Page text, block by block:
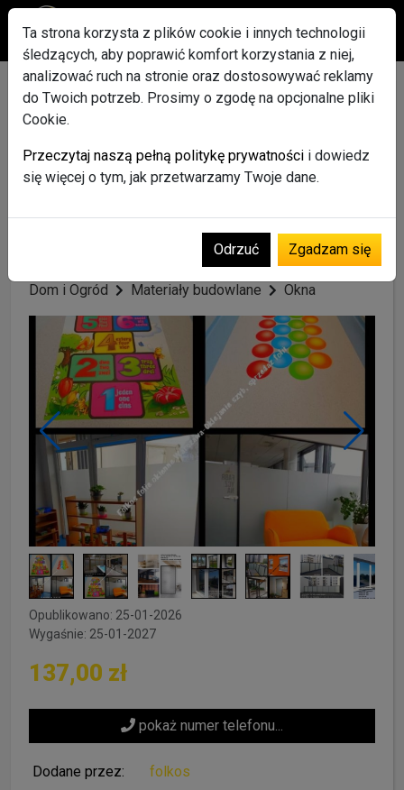
Folie z usługa oklejania
szyb Pruszków- folie
dekoracyjne, matowe,
folie przeciwsłoneczne,
bezpieczne, lustro
Dom i Ogród Materiały budowlane Okna
Opublikowano: 25-01-2026
Wygaśnie: 25-01-2027
137,00 zł
pokaż numer telefonu...
Dodane przez:
folkos
Ta strona korzysta z plików cookie i innych technologii
śledzących, aby poprawić komfort korzystania z niej,
analizować ruch na stronie oraz dostosowywać reklamy
do Twoich potrzeb. Prosimy o zgodę na opcjonalne pliki
Cookie.
Przeczytaj naszą pełną politykę prywatności i dowiedz
się więcej o tym, jak przetwarzamy Twoje dane.
Odrzuć Zgadzam się